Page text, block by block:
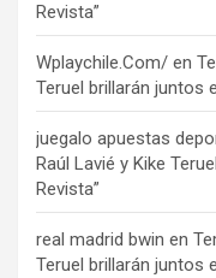
Revista”
Wplaychile.Com/ en
Teruel brillarán juntos
juegalo apuestas
Raúl Lavié y Kike
Revista”
real madrid bwin en
Teruel brillarán juntos